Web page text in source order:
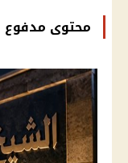
محتوى مدفوع